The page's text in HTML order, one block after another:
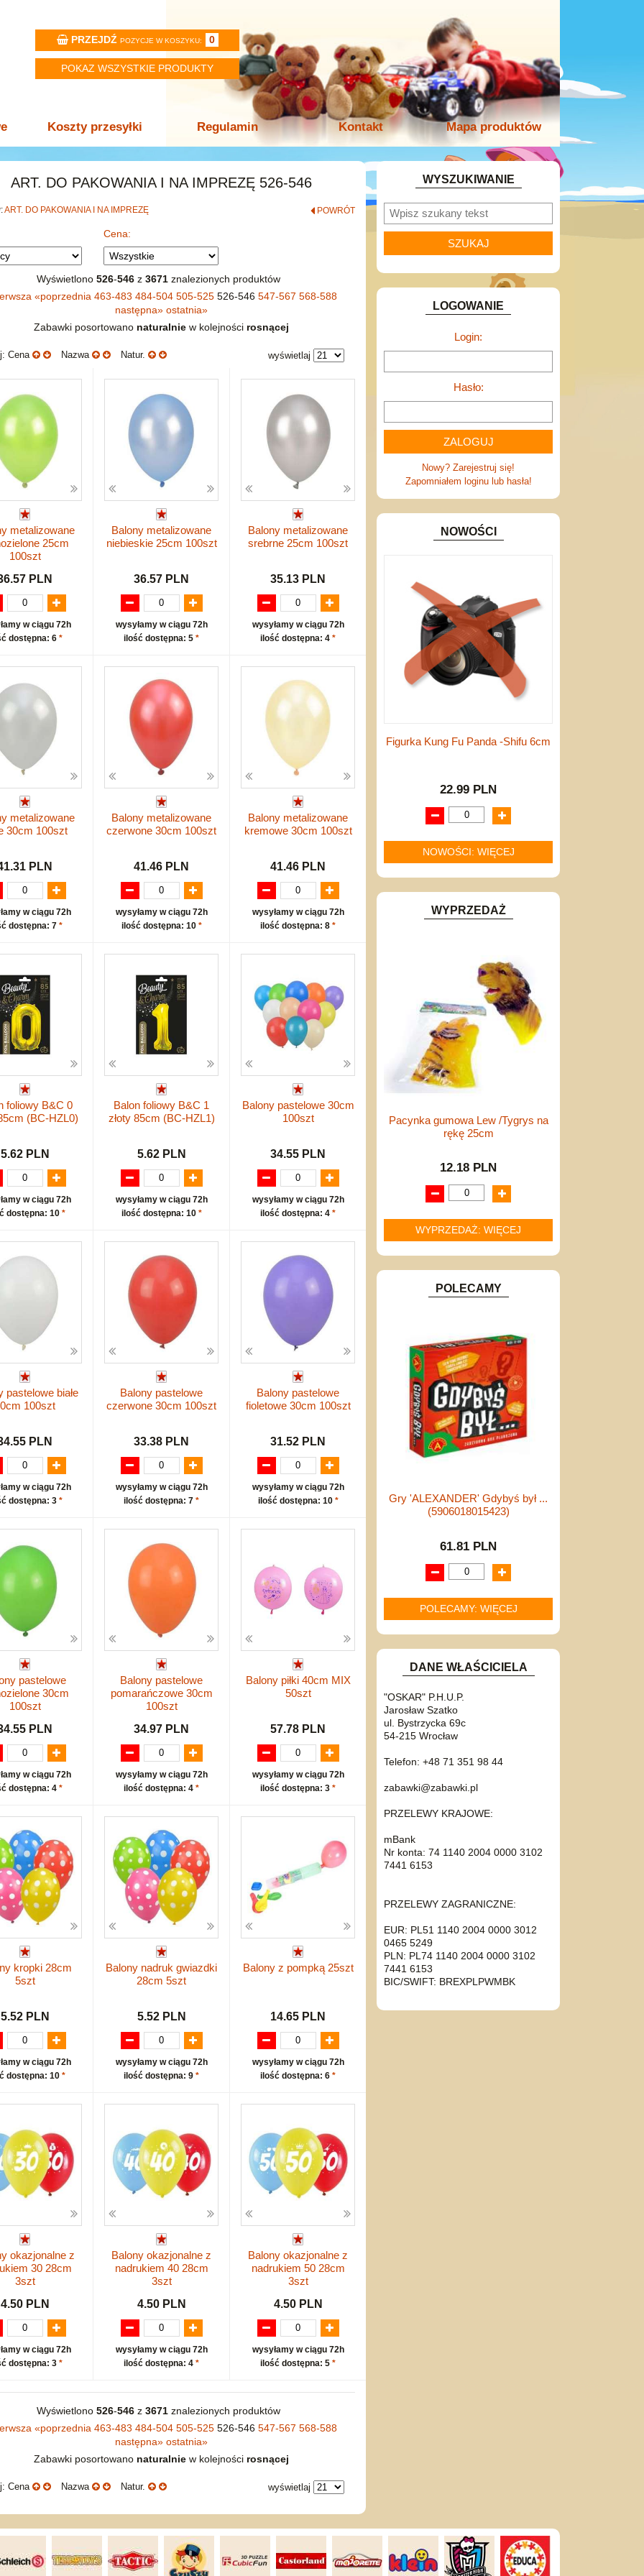
PRZEJDŹ POZYCJE W KOSZYKU: 0
POKAZ WSZYSTKIE PRODUKTY
Koszty przesyłki Regulamin Kontakt Mapa produktów
ART. DO PAKOWANIA I NA IMPREZĘ 526-546
ART. DO PAKOWANIA I NA IMPREZĘ POWRÓT
Cena:
Wyświetlono 526-546z 3671znalezionych produktów
«poprzednia 463-483 484-504 505-525 526-546 547-567 568-588
następna» ostatnia»
Zabawki posortowano naturalniew kolejności rosnącej
Cena Nazwa Natur. wyświetlaj
metalizowane
25cm
100szt
PLN
w ciągu 72h
dostępna: 6 *
Balony metalizowane
niebieskie 25cm 100szt
36.57 PLN
wysyłamy w ciągu 72h
ilość dostępna: 5 *
Balony metalizowane
srebrne 25cm 100szt
35.13 PLN
wysyłamy w ciągu 72h
ilość dostępna: 4 *
metalizowane
30cm 100szt
PLN
w ciągu 72h
dostępna: 7 *
Balony metalizowane
czerwone 30cm 100szt
41.46 PLN
wysyłamy w ciągu 72h
ilość dostępna: 10 *
Balony metalizowane
kremowe 30cm 100szt
41.46 PLN
wysyłamy w ciągu 72h
ilość dostępna: 8 *
foliowy B&C 0
(BC-HZL0)
5.62 PLN
w ciągu 72h
dostępna: 10 *
Balon foliowy B&C 1
złoty 85cm (BC-HZL1)
5.62 PLN
wysyłamy w ciągu 72h
ilość dostępna: 10 *
Balony pastelowe 30cm
100szt
34.55 PLN
wysyłamy w ciągu 72h
ilość dostępna: 4 *
pastelowe białe
100szt
PLN
w ciągu 72h
dostępna: 3 *
Balony pastelowe
czerwone 30cm 100szt
33.38 PLN
wysyłamy w ciągu 72h
ilość dostępna: 7 *
Balony pastelowe
fioletowe 30cm 100szt
31.52 PLN
wysyłamy w ciągu 72h
ilość dostępna: 10 *
pastelowe
30cm
100szt
PLN
w ciągu 72h
dostępna: 4 *
Balony pastelowe
pomarańczowe 30cm
100szt
34.97 PLN
wysyłamy w ciągu 72h
ilość dostępna: 4 *
Balony piłki 40cm MIX
50szt
57.78 PLN
wysyłamy w ciągu 72h
ilość dostępna: 3 *
kropki 28cm
5szt
5.52 PLN
w ciągu 72h
dostępna: 10 *
Balony nadruk gwiazdki
28cm 5szt
5.52 PLN
wysyłamy w ciągu 72h
ilość dostępna: 9 *
Balony z pompką 25szt
14.65 PLN
wysyłamy w ciągu 72h
ilość dostępna: 6 *
okazjonalne z
30 28cm
3szt
4.50 PLN
w ciągu 72h
dostępna: 3 *
Balony okazjonalne z
nadrukiem 40 28cm
3szt
4.50 PLN
wysyłamy w ciągu 72h
ilość dostępna: 4 *
Balony okazjonalne z
nadrukiem 50 28cm
3szt
4.50 PLN
wysyłamy w ciągu 72h
ilość dostępna: 5 *
Wyświetlono 526-546z 3671znalezionych produktów
«poprzednia 463-483 484-504 505-525 526-546 547-567 568-588
następna» ostatnia»
Zabawki posortowano naturalniew kolejności rosnącej
Cena Nazwa Natur. wyświetlaj
WYSZUKIWANIE
LOGOWANIE
Login:
Hasło:
Nowy? Zarejestruj się!
Zapomniałem loginu lub hasła!
NOWOŚCI
Figurka Kung Fu Panda -Shifu 6cm
22.99 PLN
NOWOŚCI: WIĘCEJ
WYPRZEDAŻ
Pacynka gumowa Lew /Tygrys na
rękę 25cm
12.18 PLN
WYPRZEDAŻ: WIĘCEJ
POLECAMY
Gry 'ALEXANDER' Gdybyś był ...
(5906018015423)
61.81 PLN
POLECAMY: WIĘCEJ
DANE WŁAŚCICIELA
"OSKAR" P.H.U.P.
Jarosław Szatko
ul. Bystrzycka 69c
54-215 Wrocław
Telefon: +48 71 351 98 44
zabawki@zabawki.pl
PRZELEWY KRAJOWE:
mBank
Nr konta: 74 1140 2004 0000 3102
7441 6153
PRZELEWY ZAGRANICZNE:
EUR: PL51 1140 2004 0000 3012
0465 5249
PLN: PL74 1140 2004 0000 3102
7441 6153
BIC/SWIFT: BREXPLPWMBK